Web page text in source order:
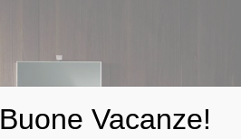
Buone Vacanze!